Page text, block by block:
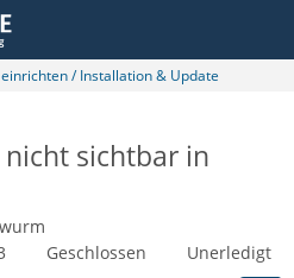
/ Installation & Update
sichtbar in
Geschlossen Unerledigt